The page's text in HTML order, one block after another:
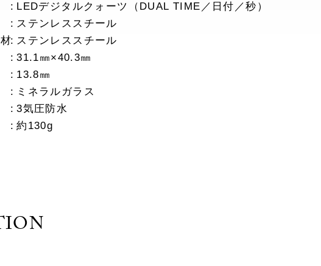
LEDデジタルクォーツ（DUAL TIME／日付／秒）
ステンレススチール
ステンレススチール
31.1㎜×40.3㎜
13.8㎜
ミネラルガラス
3気圧防水
約130g